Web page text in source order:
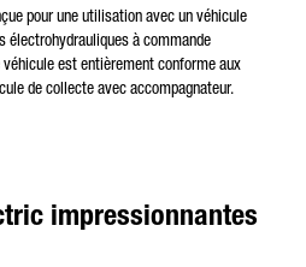
pour une utilisation avec un véhicule
électrohydrauliques à commande
est entièrement conforme aux
de collecte avec accompagnateur.
impressionnantes